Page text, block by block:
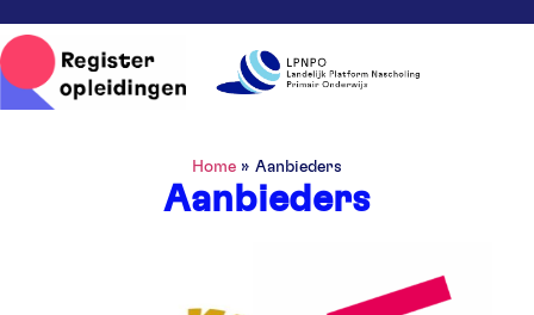
Home » Aanbieders
Aanbieders